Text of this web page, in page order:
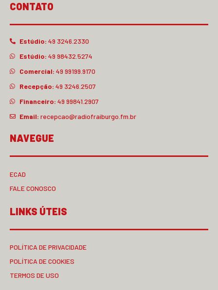
CONTATO
Estúdio: 49 3246.2330
Estúdio: 49 98432.5274
Comercial: 49 99199.9170
Recepção: 49 3246.2507
Financeiro: 49 99841.2907
Email: recepcao@radiofraiburgo.fm.br
NAVEGUE
ECAD
FALE CONOSCO
LINKS ÚTEIS
POLÍTICA DE PRIVACIDADE
POLÍTICA DE COOKIES
TERMOS DE USO